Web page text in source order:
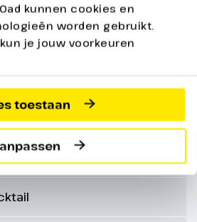
kunnen cookies en
worden gebruikt.
kun je jouw voorkeuren
toestaan
boord (ontbijt, lunch en
diner op de 1e dag t/m
dag